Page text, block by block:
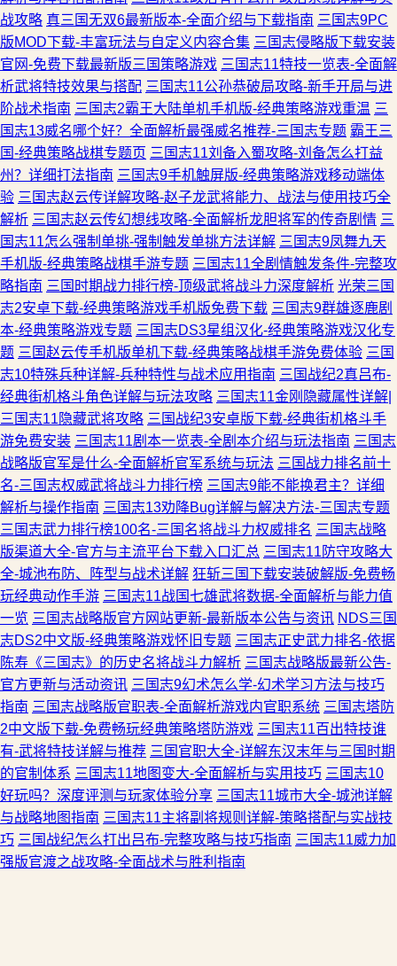
战攻略 真三国无双6最新版本-全面介绍与下载指南 三国志9PC
版MOD下载-丰富玩法与自定义内容合集 三国志侵略版下载安装
官网-免费下载最新版三国策略游戏 三国志11特技一览表-全面解
析武将特技效果与搭配 三国志11公孙恭破局攻略-新手开局与进
阶战术指南 三国志2霸王大陆单机手机版-经典策略游戏重温 三
国志13威名哪个好？全面解析最强威名推荐-三国志专题 霸王三
国-经典策略战棋专题页 三国志11刘备入蜀攻略-刘备怎么打益
州？详细打法指南 三国志9手机触屏版-经典策略游戏移动端体
验 三国志赵云传详解攻略-赵子龙武将能力、战法与使用技巧全
解析 三国志赵云传幻想线攻略-全面解析龙胆将军的传奇剧情 三
国志11怎么强制单挑-强制触发单挑方法详解 三国志9凤舞九天
手机版-经典策略战棋手游专题 三国志11全剧情触发条件-完整攻
略指南 三国时期战力排行榜-顶级武将战斗力深度解析 光荣三国
志2安卓下载-经典策略游戏手机版免费下载 三国志9群雄逐鹿剧
本-经典策略游戏专题 三国志DS3星组汉化-经典策略游戏汉化专
题 三国赵云传手机版单机下载-经典策略战棋手游免费体验 三国
志10特殊兵种详解-兵种特性与战术应用指南 三国战纪2真吕布-
经典街机格斗角色详解与玩法攻略 三国志11金刚隐藏属性详解|
三国志11隐藏武将攻略 三国战纪3安卓版下载-经典街机格斗手
游免费安装 三国志11剧本一览表-全剧本介绍与玩法指南 三国志
战略版官军是什么-全面解析官军系统与玩法 三国战力排名前十
名-三国志权威武将战斗力排行榜 三国志9能不能换君主？详细
解析与操作指南 三国志13劝降Bug详解与解决方法-三国志专题
三国志武力排行榜100名-三国名将战斗力权威排名 三国志战略
版渠道大全-官方与主流平台下载入口汇总 三国志11防守攻略大
全-城池布防、阵型与战术详解 狂斩三国下载安装破解版-免费畅
玩经典动作手游 三国志11战国七雄武将数据-全面解析与能力值
一览 三国志战略版官方网站更新-最新版本公告与资讯 NDS三国
志DS2中文版-经典策略游戏怀旧专题 三国志正史武力排名-依据
陈寿《三国志》的历史名将战斗力解析 三国志战略版最新公告-
官方更新与活动资讯 三国志9幻术怎么学-幻术学习方法与技巧
指南 三国志战略版官职表-全面解析游戏内官职系统 三国志塔防
2中文版下载-免费畅玩经典策略塔防游戏 三国志11百出特技谁
有-武将特技详解与推荐 三国官职大全-详解东汉末年与三国时期
的官制体系 三国志11地图变大-全面解析与实用技巧 三国志10
好玩吗？深度评测与玩家体验分享 三国志11城市大全-城池详解
与战略地图指南 三国志11主将副将规则详解-策略搭配与实战技
巧 三国战纪怎么打出吕布-完整攻略与技巧指南 三国志11威力加
强版官渡之战攻略-全面战术与胜利指南